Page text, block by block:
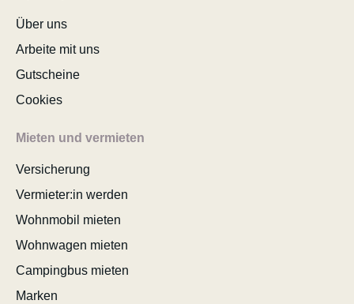
Über uns
Arbeite mit uns
Gutscheine
Cookies
Mieten und vermieten
Versicherung
Vermieter:in werden
Wohnmobil mieten
Wohnwagen mieten
Campingbus mieten
Marken